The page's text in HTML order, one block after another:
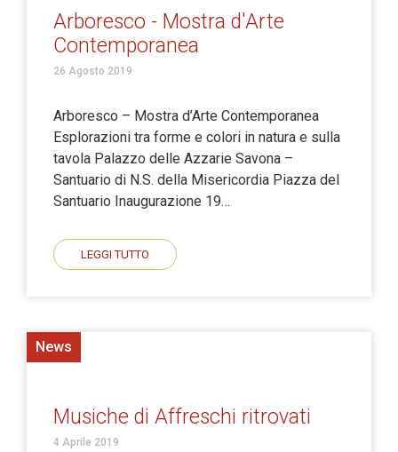
Arboresco - Mostra d'Arte
Contemporanea
26 Agosto 2019
Arboresco – Mostra d’Arte Contemporanea
Esplorazioni tra forme e colori in natura e sulla
tavola Palazzo delle Azzarie Savona –
Santuario di N.S. della Misericordia Piazza del
Santuario Inaugurazione 19…
LEGGI TUTTO
News
Musiche di Affreschi ritrovati
4 Aprile 2019